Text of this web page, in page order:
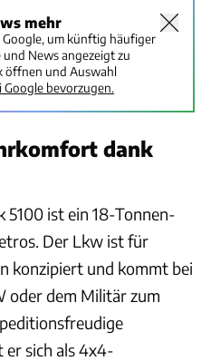
mehr
um künftig häufiger
News angezeigt zu
öffnen und Auswahl
Google bevorzugen.
dank
5100 ist ein 18-Tonnen-
Der Lkw ist für
konzipiert und kommt bei
oder dem Militär zum
sich als 4x4-